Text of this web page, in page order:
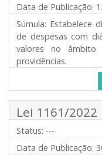
Data de Publicação:
Súmula: Estabelece
de despesas com
valores no
providências.
Lei 1161/2022
Status: ---
Data de Publicação: